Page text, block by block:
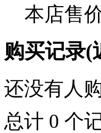
本店售
购买记录(
还没有人
总计 0 个